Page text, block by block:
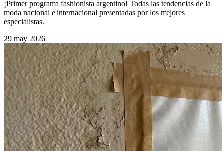
¡Primer programa fashionista argentino! Todas las tendencias de la
moda nacional e internacional presentadas por los mejores
especialistas.
29 may 2026